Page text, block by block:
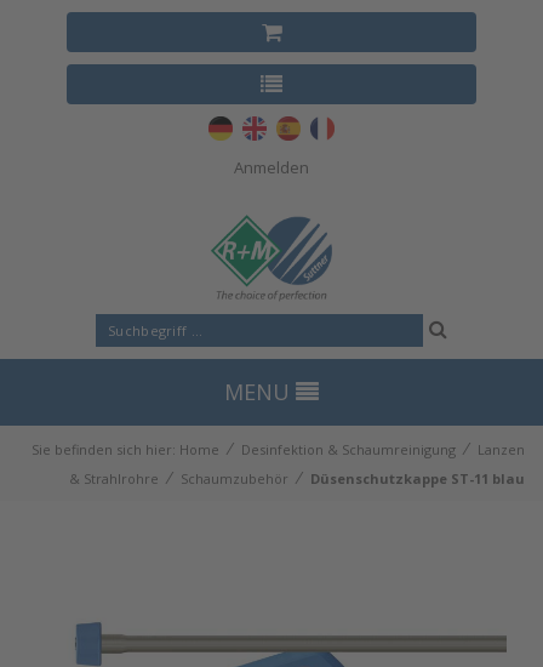
Anmelden
MENU
Sie befinden sich hier: Home ⁄ Desinfektion & Schaumreinigung ⁄ Lanzen
& Strahlrohre ⁄ Schaumzubehör ⁄ Düsenschutzkappe ST-11 blau